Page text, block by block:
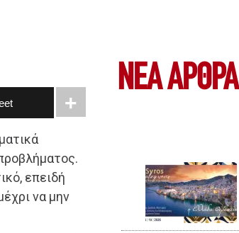
επειδή
να μην
ΝΕΑ ΆΡΘΡΑ